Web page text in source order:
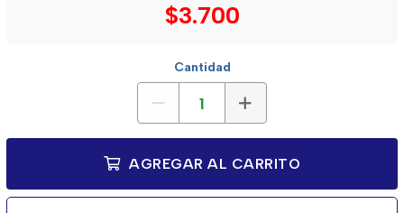
$3.700
Cantidad
AGREGAR AL CARRITO